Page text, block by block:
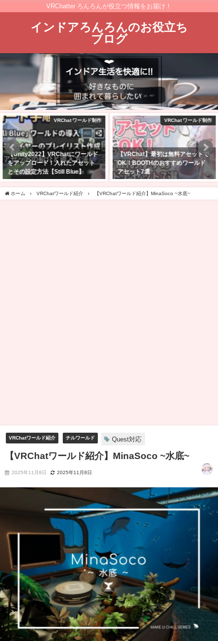
VRChatter ろんろんが役立つ情報をお届け！
インドアろんろんのお役立ち
ブログ
VRChat ワールド制作
【VRChat】最初は無料アセットで
OK！BOOTHのおすすめワールド
アセット7選
VRChatワールド紹介
【VRChat】10人以上の大人数で遊
びたいゲームワールド10選！！
2025年2月9日
ホーム VRChatワールド紹介 【VRChatワールド紹介】MinaSoco ~水底~
VRChatワールド紹介 チルワールド Quest対応
【VRChatワールド紹介】MinaSoco ~水底~
2025年11月8日 2025年11月8日